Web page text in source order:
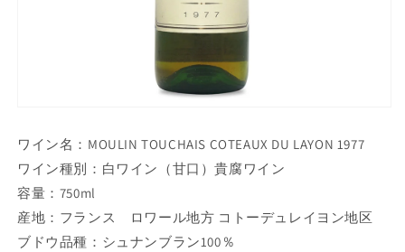
ワイン名：MOULIN TOUCHAIS COTEAUX DU LAYON 1977
ワイン種別：白ワイン（甘口）貴腐ワイン
容量：750ml
産地：フランス ロワール地方 コトーデュレイヨン地区
ブドウ品種：シュナンブラン100％